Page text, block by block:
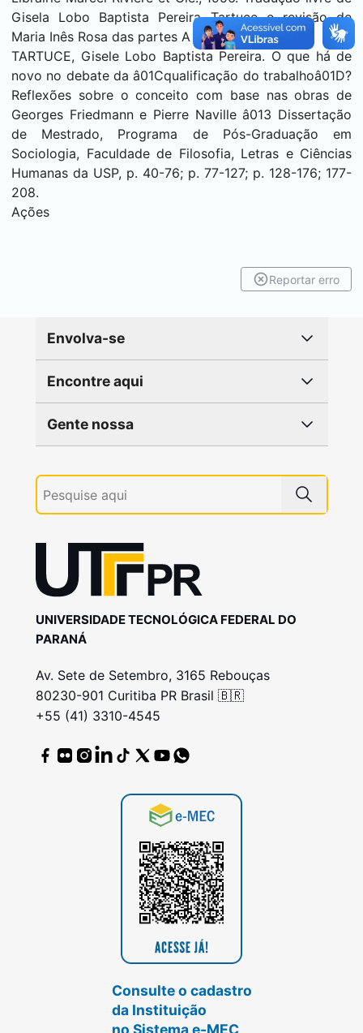
Gisela Lobo Baptista Pereira Tartuce e revisão de
Maria Inês Rosa das partes A e C, p. 1-71.
TARTUCE, Gisele Lobo Baptista Pereira. O que há de
novo no debate da â01Cqualificação do trabalhoâ01D?
Reflexões sobre o conceito com base nas obras de
Georges Friedmann e Pierre Naville â013 Dissertação
de Mestrado, Programa de Pós-Graduação em
Sociologia, Faculdade de Filosofia, Letras e Ciências
Humanas da USP, p. 40-76; p. 77-127; p. 128-176; 177-
208.
Ações
Reportar erro
Envolva-se
Encontre aqui
Gente nossa
UNIVERSIDADE TECNOLÓGICA FEDERAL DO
PARANÁ
Av. Sete de Setembro, 3165 Rebouças
80230-901 Curitiba PR Brasil 🇧🇷
+55 (41) 3310-4545
Consulte o cadastro
da Instituição
no Sistema e-MEC